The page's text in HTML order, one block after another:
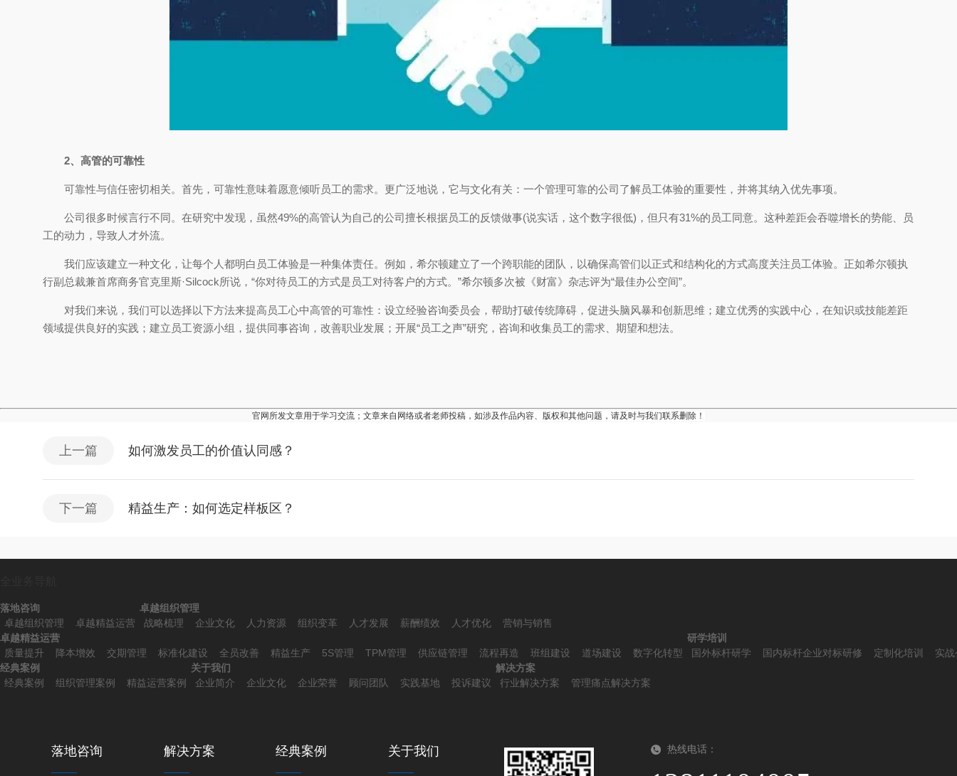
2、高管的可靠性
可靠性与信任密切相关。首先，可靠性意味着愿意倾听员工的需求。更广泛地说，它与文化有关：一个管理可靠的公司了解员工体验的重要性，并将其纳入优先事项。
公司很多时候言行不同。在研究中发现，虽然49%的高管认为自己的公司擅长根据员工的反馈做事(说实话，这个数字很低)，但只有31%的员工同意。这种差距会吞噬增长的势能、员
工的动力，导致人才外流。
我们应该建立一种文化，让每个人都明白员工体验是一种集体责任。例如，希尔顿建立了一个跨职能的团队，以确保高管们以正式和结构化的方式高度关注员工体验。正如希尔顿执
行副总裁兼首席商务官克里斯·Silcock所说，“你对待员工的方式是员工对待客户的方式。”希尔顿多次被《财富》杂志评为“最佳办公空间”。
对我们来说，我们可以选择以下方法来提高员工心中高管的可靠性：设立经验咨询委员会，帮助打破传统障碍，促进头脑风暴和创新思维；建立优秀的实践中心，在知识或技能差距
领域提供良好的实践；建立员工资源小组，提供同事咨询，改善职业发展；开展“员工之声”研究，咨询和收集员工的需求、期望和想法。
官网所发文章用于学习交流；文章来自网络或者老师投稿，如涉及作品内容、版权和其他问题，请及时与我们联系删除！
上一篇 如何激发员工的价值认同感？
下一篇 精益生产：如何选定样板区？
落地咨询
卓越组织管理
卓越精益运营
卓越组织管理
战略梳理
企业文化 人力资源 组织变革 人才发展 薪酬绩效 人才优化
营销与销售
卓越精益运营
质量提升
降本增效 交期管理 标准化建设 全员改善 精益生产 5S管理 TPM管理 供应链管理 流程再造 班组建设 道场建设 数字化转型
研学培训
国外标杆研学
国内标杆企业对标研修 定制化培训
实
经典案例
经典案例
组织管理案例 精益运营案例
关于我们
企业简介
企业文化 企业荣誉 顾问团队 实践基地 投诉建议
解决方案
行业解决方案
管理痛点解决方案
落地咨询 解决方案 经典案例 关于我们 热线电话：